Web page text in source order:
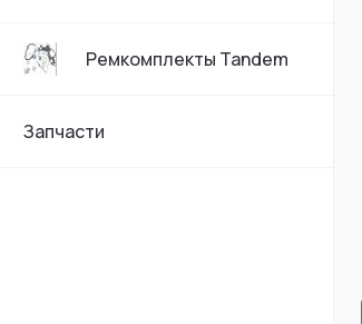
Ремкомплекты Tandem
Запчасти